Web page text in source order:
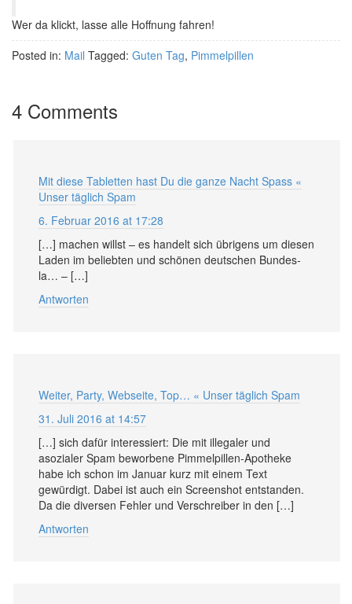
Wer da klickt, lasse alle Hoffnung fahren!
Posted in: Mail Tagged: Guten Tag, Pimmelpillen
4 Comments
Mit diese Tabletten hast Du die ganze Nacht Spass «
Unser täglich Spam
6. Februar 2016 at 17:28
[…] machen willst – es han­delt sich übri­gens um die­sen
La­den im be­lieb­ten und schö­nen deut­schen Bun­des­
la… – […]
Antworten
Weiter, Party, Webseite, Top… « Unser täglich Spam
31. Juli 2016 at 14:57
[…] sich dafür interessiert: Die mit illegaler und
asozialer Spam beworbene Pimmelpillen-Apotheke
habe ich schon im Januar kurz mit einem Text
gewürdigt. Dabei ist auch ein Screenshot entstanden.
Da die diversen Fehler und Verschreiber in den […]
Antworten